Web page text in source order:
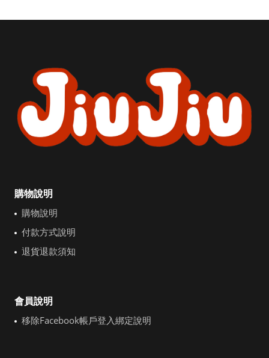
購物說明
購物說明
付款方式說明
退貨退款須知
會員說明
移除Facebook帳戶登入綁定說明